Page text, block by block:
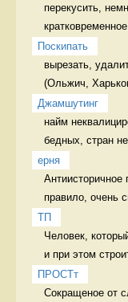
перекусить,
Поскипать
вырезать,
Джамшутинг
найм
бедных, стран
ерня
правило, очень
ТП
Человек,
и при этом
ПРОСТт
Сокращеное от